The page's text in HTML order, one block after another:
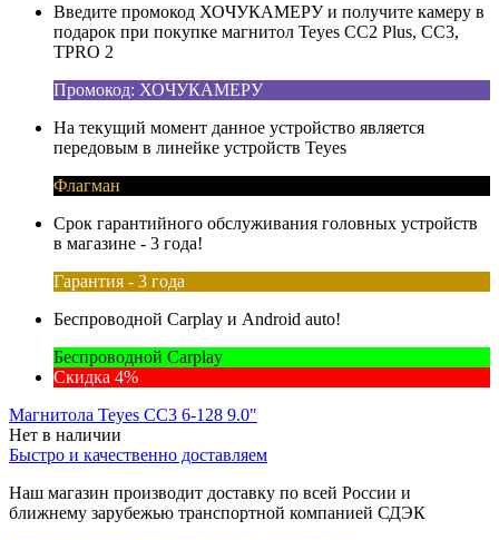
Введите промокод ХОЧУКАМЕРУ и получите камеру в
подарок при покупке магнитол Teyes CC2 Plus, CC3,
TPRO 2
Промокод: ХОЧУКАМЕРУ
На текущий момент данное устройство является
передовым в линейке устройств Teyes
Флагман
Срок гарантийного обслуживания головных устройств
в магазине - 3 года!
Гарантия - 3 года
Беспроводной Carplay и Android auto!
Беспроводной Carplay
Скидка 4%
Магнитола Teyes CC3 6-128 9.0"
Нет в наличии
Быстро и качественно доставляем
Наш магазин производит доставку по всей России и
ближнему зарубежью транспортной компанией СДЭК